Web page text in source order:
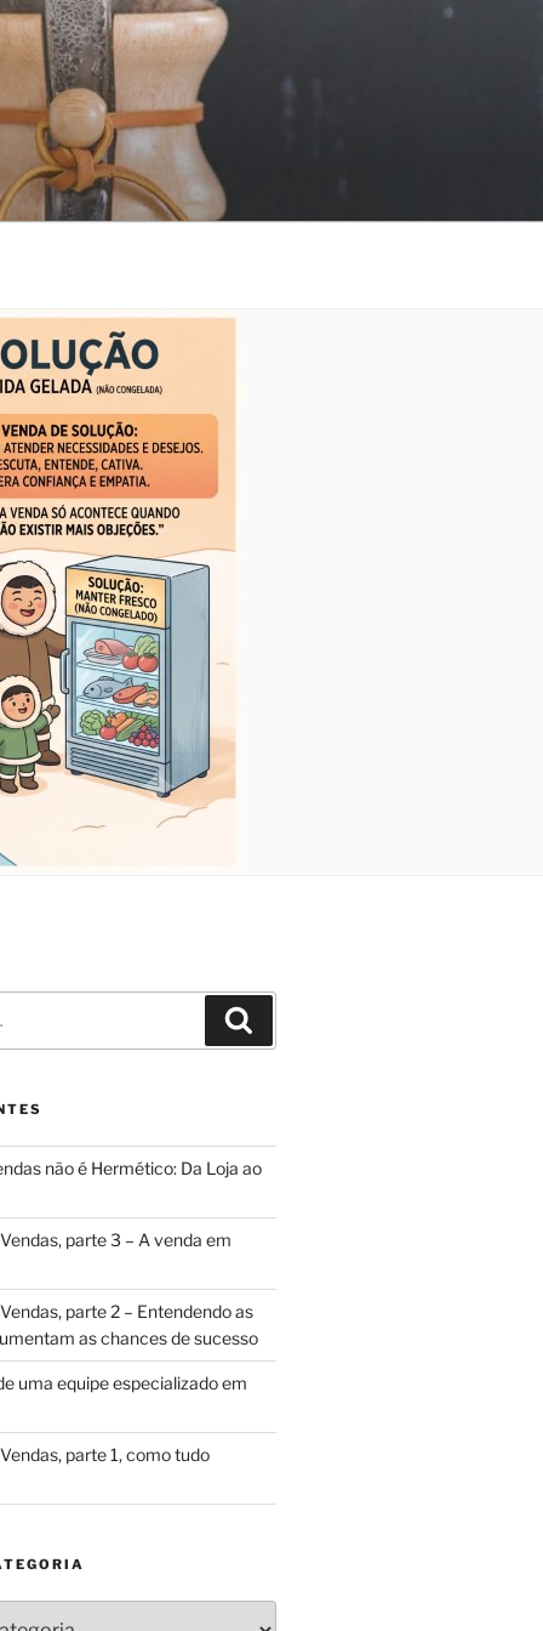
não é Hermético: Da Loja ao
parte 3 – A venda em
parte 2 – Entendendo as
as chances de sucesso
uma equipe especializado em
parte 1, como tudo